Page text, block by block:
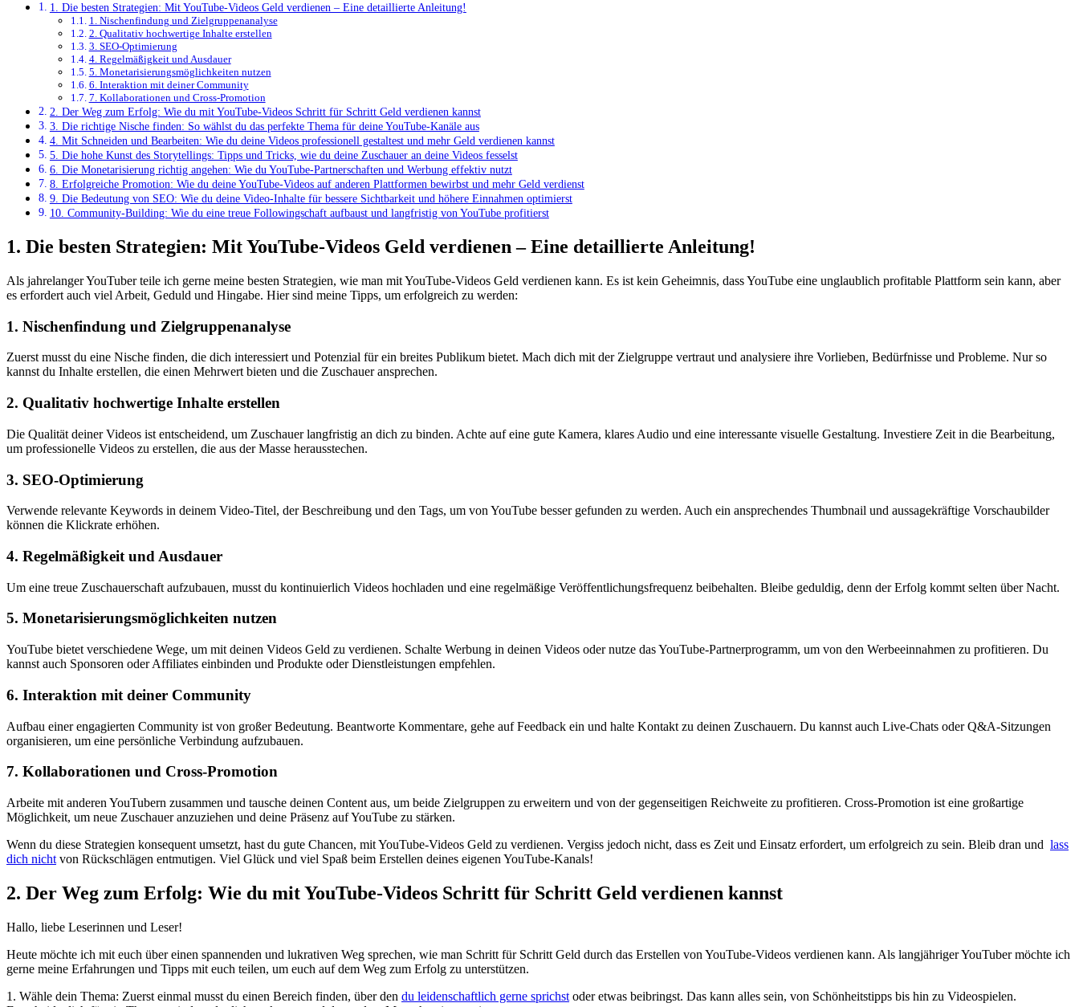
1. ⁤Die besten Strategien:‍ Mit YouTube-Videos Geld verdienen –​ Eine detaillierte Anleitung!
1. Nischenfindung und Zielgruppenanalyse
2. Qualitativ hochwertige Inhalte erstellen
3. SEO-Optimierung
4. Regelmäßigkeit und⁣ Ausdauer
5. Monetarisierungsmöglichkeiten nutzen
6. ⁤Interaktion mit deiner Community
7.​ Kollaborationen und ‍Cross-Promotion
2. Der⁤ Weg zum Erfolg: Wie du mit YouTube-Videos Schritt für ‌Schritt Geld ⁤verdienen kannst
3. Die richtige Nische finden: So⁢ wählst du ⁤das perfekte Thema für ⁤deine YouTube-Kanäle aus
4.⁤ Mit Schneiden und‌ Bearbeiten: Wie du deine Videos ⁢professionell gestaltest und ⁣mehr Geld ‍verdienen kannst
5. Die hohe Kunst ‍des Storytellings: Tipps und Tricks, wie du deine Zuschauer an ⁣deine Videos⁤ fesselst
6. Die Monetarisierung richtig angehen: Wie du YouTube-Partnerschaften und​ Werbung effektiv ‌nutzt
8. Erfolgreiche Promotion: Wie du deine ⁢YouTube-Videos auf ⁤anderen Plattformen bewirbst und mehr Geld verdienst
9. Die⁢ Bedeutung ‍von ‌SEO: Wie du deine Video-Inhalte‌ für bessere Sichtbarkeit und ⁢höhere Einnahmen optimierst
10. Community-Building: Wie‌ du eine⁢ treue Followingschaft aufbaust und langfristig von​ YouTube ⁢profitierst
1. ⁤Die besten Strategien:‍ Mit YouTube-Videos Geld verdienen –​ Eine detaillierte Anleitung!
Als jahrelanger ⁤YouTuber ⁣teile ich gerne‌ meine besten⁤ Strategien, wie​ man ‌mit YouTube-Videos Geld ⁢verdienen kann. Es ist ⁣kein Geheimnis, dass YouTube eine unglaublich profitable⁢ Plattform sein kann, aber
es ‌erfordert auch viel⁢ Arbeit, Geduld und Hingabe. Hier sind meine Tipps,⁤ um erfolgreich ‍zu werden:
1. Nischenfindung und Zielgruppenanalyse
Zuerst musst⁢ du‌ eine​ Nische finden, die dich interessiert⁣ und ‌Potenzial ‍für‌ ein breites Publikum​ bietet. Mach⁤ dich mit der Zielgruppe vertraut‌ und analysiere ihre ​Vorlieben, Bedürfnisse und Probleme. Nur so
kannst⁣ du Inhalte erstellen, die einen Mehrwert ⁣bieten und die Zuschauer ansprechen.
2. Qualitativ hochwertige Inhalte erstellen
Die⁣ Qualität deiner Videos ist entscheidend, um Zuschauer langfristig an dich zu binden. Achte auf ​eine⁣ gute​ Kamera, klares Audio und eine interessante⁣ visuelle Gestaltung.​ Investiere Zeit‌ in die Bearbeitung,
um professionelle Videos ⁣zu erstellen, die aus ⁤der Masse herausstechen.
3. SEO-Optimierung
Verwende relevante ​Keywords‍ in deinem‍ Video-Titel, der Beschreibung und den Tags, um von YouTube besser gefunden‌ zu werden. Auch ein ansprechendes Thumbnail⁤ und aussagekräftige Vorschaubilder
können die ​Klickrate erhöhen.
4. Regelmäßigkeit und⁣ Ausdauer
Um eine treue Zuschauerschaft aufzubauen, musst du kontinuierlich​ Videos​ hochladen⁤ und eine regelmäßige⁢ Veröffentlichungsfrequenz beibehalten. Bleibe geduldig, denn‌ der Erfolg kommt ⁣selten über Nacht.
5. Monetarisierungsmöglichkeiten nutzen
YouTube bietet verschiedene Wege, um mit​ deinen Videos⁣ Geld ‍zu‌ verdienen. Schalte Werbung in deinen ​Videos‍ oder nutze das YouTube-Partnerprogramm, um ‌von den Werbeeinnahmen zu profitieren. Du
kannst auch Sponsoren‍ oder Affiliates⁢ einbinden ⁢und Produkte oder Dienstleistungen empfehlen.
6. ⁤Interaktion mit deiner Community
Aufbau einer engagierten Community ist von großer Bedeutung. Beantworte Kommentare, gehe auf Feedback ein und halte Kontakt zu deinen ⁤Zuschauern. Du kannst ​auch Live-Chats oder Q&A-Sitzungen ​
organisieren, um​ eine persönliche ⁢Verbindung aufzubauen.
7.​ Kollaborationen und ‍Cross-Promotion
Arbeite mit anderen YouTubern zusammen⁣ und⁣ tausche deinen Content aus, um ⁣beide Zielgruppen zu erweitern und von der​ gegenseitigen Reichweite‍ zu profitieren. Cross-Promotion ist eine großartige
Möglichkeit, ⁣um⁢ neue Zuschauer anzuziehen und deine Präsenz⁣ auf ⁢YouTube zu stärken.
Wenn du ⁤diese Strategien konsequent umsetzt, hast du gute Chancen, ⁣mit YouTube-Videos⁢ Geld zu verdienen. ⁢Vergiss jedoch nicht, dass es‍ Zeit und Einsatz erfordert, um⁤ erfolgreich zu⁤ sein. Bleib ⁢dran und ​ lass
dich ⁤nicht von Rückschlägen entmutigen. Viel⁢ Glück und ⁤viel‍ Spaß beim Erstellen deines eigenen YouTube-Kanals!
2. Der⁤ Weg zum Erfolg: Wie du mit YouTube-Videos Schritt für ‌Schritt Geld ⁤verdienen kannst
Hallo, liebe Leserinnen und Leser!
Heute möchte ich mit⁣ euch über einen spannenden und ⁣lukrativen Weg sprechen, wie man‌ Schritt ‌für Schritt Geld‍ durch das Erstellen von YouTube-Videos verdienen⁤ kann.⁢ Als langjähriger YouTuber möchte ich
gerne meine Erfahrungen und Tipps mit euch teilen, um euch auf dem Weg⁣ zum Erfolg zu ‍unterstützen.
1. Wähle dein Thema: Zuerst einmal⁣ musst du einen Bereich finden, ⁢über⁣ den du leidenschaftlich gerne sprichst oder​ etwas beibringst. Das kann alles sein, von Schönheitstipps bis hin zu Videospielen.